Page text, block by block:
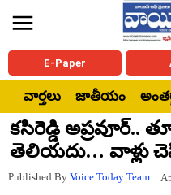
E-Paper
వార్తలు జాతీయం
కసిరెడ్డి అప్రవూర్..
తెలియదు… వాళ్లు
Published By Voice Today Team